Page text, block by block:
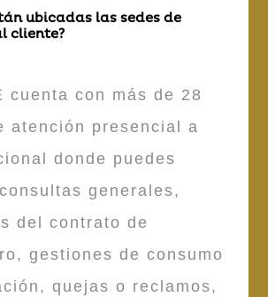
ubicadas las sedes de
cliente?
cuenta con más de 28
atención presencial a
donde puedes
generales,
del contrato de
gestiones de consumo
quejas o reclamos,